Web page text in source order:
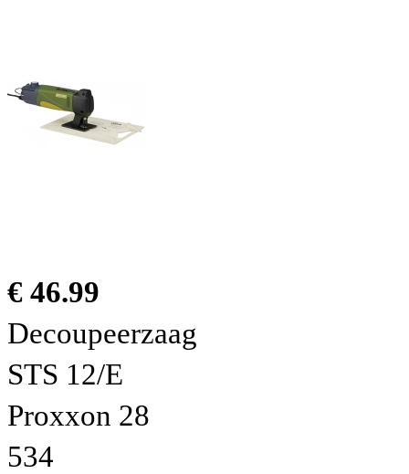
€ 46.99
Decoupeerzaag
STS 12/E
Proxxon 28
534